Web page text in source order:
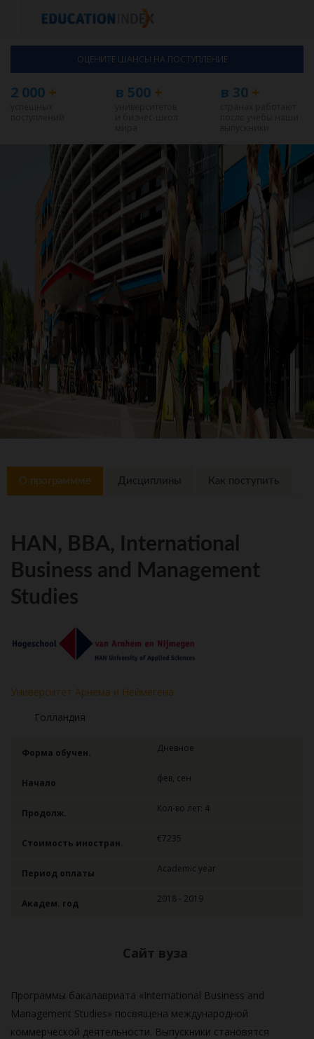
ОЦЕНИТЕ ШАНСЫ НА ПОСТУПЛЕНИЕ
2 000 + в 500 + в 30+
О программме Дисциплины Как поступить
HAN, BBA, International
Business and Management
Studies
Университет Арнема и Неймегена
Голландия
Форма обучен. Дневное
Начало фев, сен
Продолж. Кол-во лет: 4
Стоимость иностран. €7235
Период оплаты Academic year
Академ. год 2018 - 2019
Сайт вуза
Программы бакалавриата «International Business and
Management Studies» посвящена международной
коммерческой деятельности. Выпускники становятся